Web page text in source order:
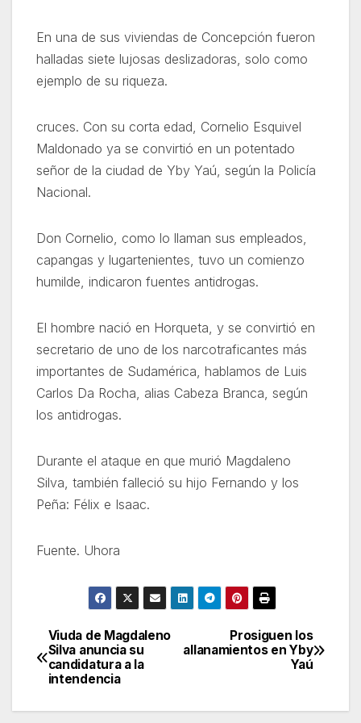
En una de sus viviendas de Concepción fueron
halladas siete lujosas deslizadoras, solo como
ejemplo de su riqueza.
cruces. Con su corta edad, Cornelio Esquivel
Maldonado ya se convirtió en un potentado
señor de la ciudad de Yby Yaú, según la Policía
Nacional.
Don Cornelio, como lo llaman sus empleados,
capangas y lugartenientes, tuvo un comienzo
humilde, indicaron fuentes antidrogas.
El hombre nació en Horqueta, y se convirtió en
secretario de uno de los narcotraficantes más
importantes de Sudamérica, hablamos de Luis
Carlos Da Rocha, alias Cabeza Branca, según
los antidrogas.
Durante el ataque en que murió Magdaleno
Silva, también falleció su hijo Fernando y los
Peña: Félix e Isaac.
Fuente. Uhora
Navegación
de
entradas
Prosiguen los
allanamientos en Yby
Yaú
Viuda de Magdaleno
Silva anuncia su
candidatura a la
intendencia